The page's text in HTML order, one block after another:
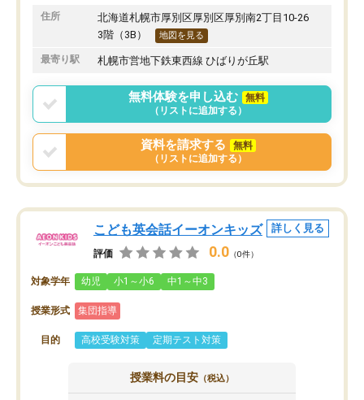
住所
北海道札幌市厚別区厚別区厚別南2丁目10-26
3階（3B）
地図を見る
最寄り駅 札幌市営地下鉄東西線 ひばりが丘駅
無料体験を申し込む
無料
（リストに追加する）
資料を請求する
無料
（リストに追加する）
こども英会話イーオンキッズ 詳しく見る
評価 0.0 （0件）
対象学年 幼児 小1～小6 中1～中3
授業形式 集団指導
目的 高校受験対策 定期テスト対策
授業料の目安 （税込）